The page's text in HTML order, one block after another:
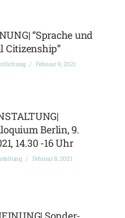
“Sprache und
Citizenship”
Februar 9, 2021
Berlin, 9.
14.30 -16 Uhr
Februar 8, 2021